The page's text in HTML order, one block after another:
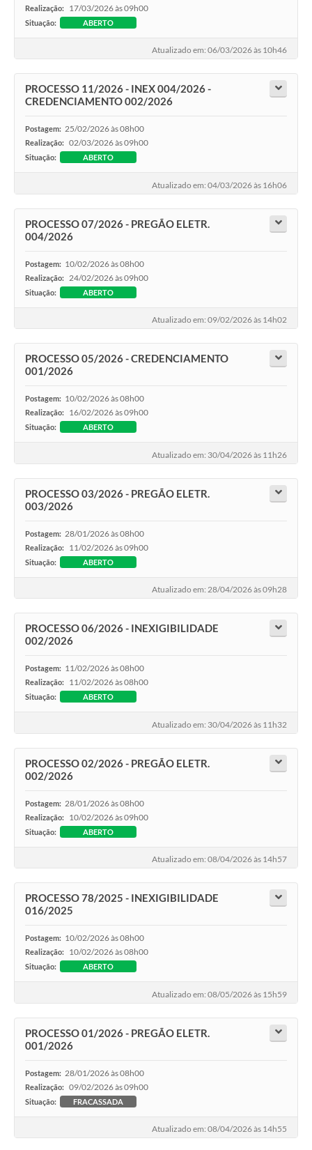
Realização: 17/03/2026 às 09h00
Situação: ABERTO
Atualizado em: 06/03/2026 às 10h46
PROCESSO 11/2026 - INEX 004/2026 -
CREDENCIAMENTO 002/2026
Postagem: 25/02/2026 às 08h00
Realização: 02/03/2026 às 09h00
Situação: ABERTO
Atualizado em: 04/03/2026 às 16h06
PROCESSO 07/2026 - PREGÃO ELETR.
004/2026
Postagem: 10/02/2026 às 08h00
Realização: 24/02/2026 às 09h00
Situação: ABERTO
Atualizado em: 09/02/2026 às 14h02
PROCESSO 05/2026 - CREDENCIAMENTO
001/2026
Postagem: 10/02/2026 às 08h00
Realização: 16/02/2026 às 09h00
Situação: ABERTO
Atualizado em: 30/04/2026 às 11h26
PROCESSO 03/2026 - PREGÃO ELETR.
003/2026
Postagem: 28/01/2026 às 08h00
Realização: 11/02/2026 às 09h00
Situação: ABERTO
Atualizado em: 28/04/2026 às 09h28
PROCESSO 06/2026 - INEXIGIBILIDADE
002/2026
Postagem: 11/02/2026 às 08h00
Realização: 11/02/2026 às 08h00
Situação: ABERTO
Atualizado em: 30/04/2026 às 11h32
PROCESSO 02/2026 - PREGÃO ELETR.
002/2026
Postagem: 28/01/2026 às 08h00
Realização: 10/02/2026 às 09h00
Situação: ABERTO
Atualizado em: 08/04/2026 às 14h57
PROCESSO 78/2025 - INEXIGIBILIDADE
016/2025
Postagem: 10/02/2026 às 08h00
Realização: 10/02/2026 às 08h00
Situação: ABERTO
Atualizado em: 08/05/2026 às 15h59
PROCESSO 01/2026 - PREGÃO ELETR.
001/2026
Postagem: 28/01/2026 às 08h00
Realização: 09/02/2026 às 09h00
Situação: FRACASSADA
Atualizado em: 08/04/2026 às 14h55